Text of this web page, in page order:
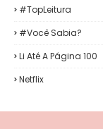
#TopLeitura
#Você Sabia?
Li Até A Página 100
Netflix